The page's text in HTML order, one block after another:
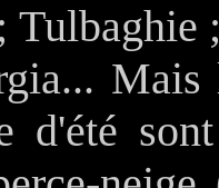
Mais
d'été